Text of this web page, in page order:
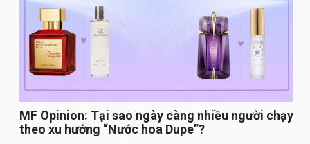
MF Opinion: Tại sao ngày càng nhiều người chạy
theo xu hướng “Nước hoa Dupe”?